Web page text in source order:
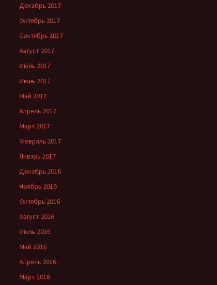
Декабрь 2017
Октябрь 2017
Сентябрь 2017
Август 2017
Июль 2017
Июнь 2017
Май 2017
Апрель 2017
Март 2017
Февраль 2017
Январь 2017
Декабрь 2016
Ноябрь 2016
Октябрь 2016
Август 2016
Июль 2016
Май 2016
Апрель 2016
Март 2016